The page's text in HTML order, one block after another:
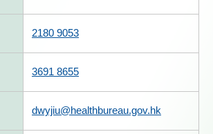
2180 9053
3691 8655
dwyjiu@healthbureau.gov.hk